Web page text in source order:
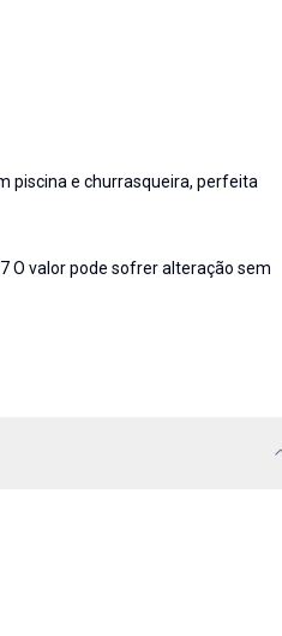
piscina e churrasqueira, perfeita
O valor pode sofrer alteração sem